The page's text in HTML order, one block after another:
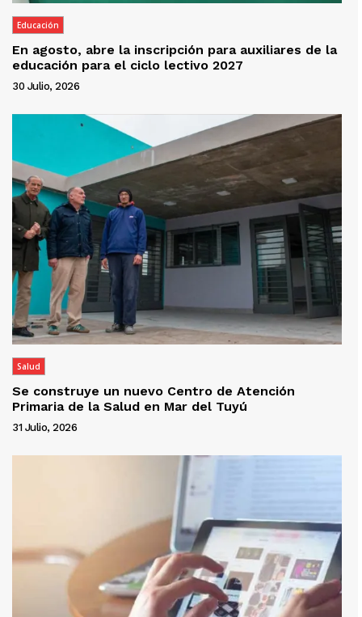
Educación
En agosto, abre la inscripción para auxiliares de la
educación para el ciclo lectivo 2027
30 Julio, 2026
Salud
Se construye un nuevo Centro de Atención
Primaria de la Salud en Mar del Tuyú
31 Julio, 2026